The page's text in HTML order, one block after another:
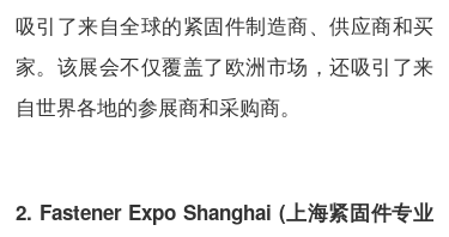
吸引了来自全球的紧固件制造商、供应商和买
家。该展会不仅覆盖了欧洲市场，还吸引了来
自世界各地的参展商和采购商。
2. Fastener Expo Shanghai (上海紧固件专业